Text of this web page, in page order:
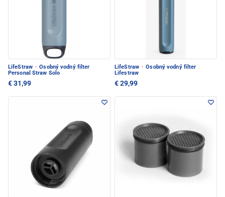
LifeStraw · Osobný vodný filter
Personal Straw Solo
€ 31,99
LifeStraw · Osobný vodný filter
Lifestraw
€ 29,99